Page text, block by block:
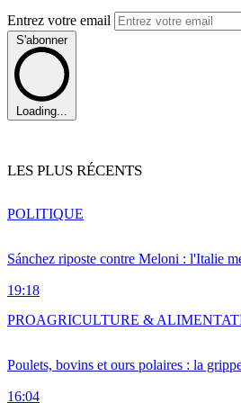
Entrez votre email
S'abonner
Loading...
LES PLUS RÉCENTS
Sánchez riposte contre Meloni : l'Italie
19:18
POLITIQUE
Poulets, bovins et ours polaires : la
16:04
PROAGRICULTURE &